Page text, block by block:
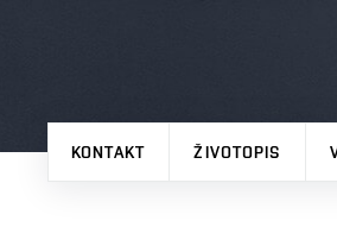
KONTAKT ŽIVOTOPIS